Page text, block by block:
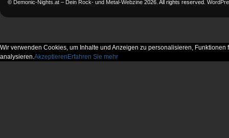
© Demonic-Nights.at – Dein Rock- und Metal-Webzine 2026. All rights reserved.
Wir verwenden Cookies, um Inhalte und Anzeigen zu personalisieren,
analysieren.Akzeptieren Erfahren Sie mehr